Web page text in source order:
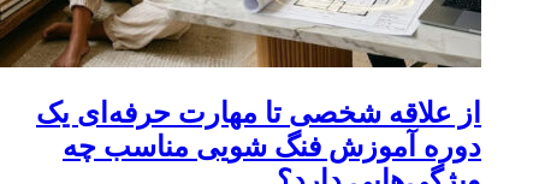
از علاقه شخصی تا مهارت حرفه‌ای یک
دوره آموزش فنگ شویی مناسب چه